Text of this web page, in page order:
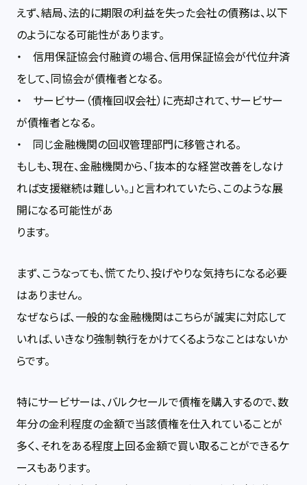
えず、結局、法的に期限の利益を失った会社の債務は、以下
のようになる可能性があります。
・ 信用保証協会付融資の場合、信用保証協会が代位弁済
をして、同協会が債権者となる。
・ サービサー（債権回収会社）に売却されて、サービサー
が債権者となる。
・ 同じ金融機関の回収管理部門に移管される。
もしも、現在、金融機関から、「抜本的な経営改善をしなけ
れば支援継続は難しい。」と言われていたら、このような展
開になる可能性があ
ります。
まず、こうなっても、慌てたり、投げやりな気持ちになる必要
はありません。
なぜならば、一般的な金融機関はこちらが誠実に対応して
いれば、いきなり強制執行をかけてくるようなことはないか
らです。
特にサービサーは、バルクセールで債権を購入するので、数
年分の金利程度の金額で当該債権を仕入れていることが
多く、それをある程度上回る金額で買い取ることができるケ
ースもあります。